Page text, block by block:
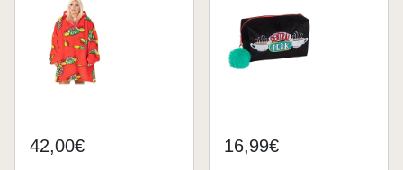
42,00€ 16,99€